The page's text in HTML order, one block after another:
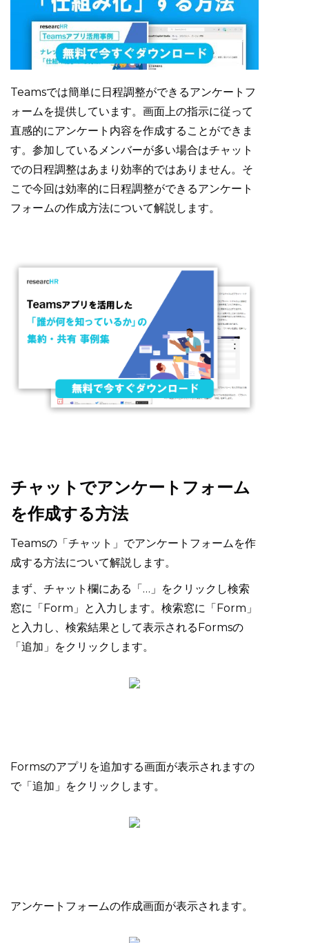
Teamsでは簡単に日程調整ができるアンケートフ
ォームを提供しています。画面上の指示に従って
直感的にアンケート内容を作成することができま
す。参加しているメンバーが多い場合はチャット
での日程調整はあまり効率的ではありません。そ
こで今回は効率的に日程調整ができるアンケート
フォームの作成方法について解説します。
チャットでアンケートフォーム
を作成する方法
Teamsの「チャット」でアンケートフォームを作
成する方法について解説します。
まず、チャット欄にある「…」をクリックし検索
窓に「Form」と入力します。検索窓に「Form」
と入力し、検索結果として表示されるFormsの
「追加」をクリックします。
Formsのアプリを追加する画面が表示されますの
で「追加」をクリックします。
アンケートフォームの作成画面が表示されます。